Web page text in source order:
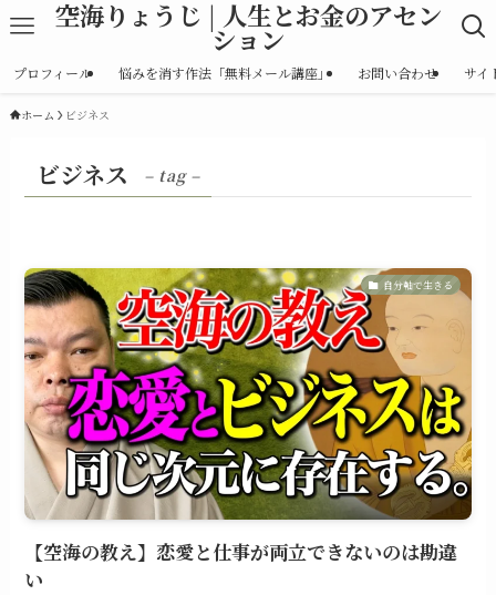
空海りょうじ | 人生とお金のアセン
ション
プロフィール 悩みを消す作法「無料メール講座」 お問い合わせ サイ
ホーム ビジネス
ビジネス – tag –
自分軸で生きる
【空海の教え】恋愛と仕事が両立できないのは勘違
い